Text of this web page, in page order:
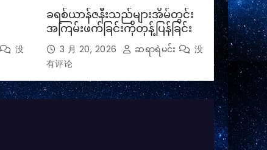
没
ခရစ်ယာန်ဇနီးသည်များအိမ်တွင်း
အကြမ်းဖက်ခြင်းကိုတုန့်ပြန်ခြင်း
3 月 20, 2026 ဆရာရဲမင်း
没
有评论